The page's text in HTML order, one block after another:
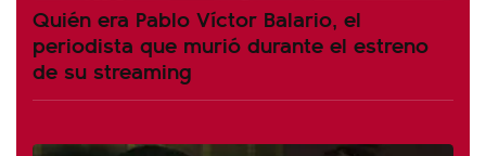
Quién era Pablo Víctor Balario, el
periodista que murió durante el estreno
de su streaming